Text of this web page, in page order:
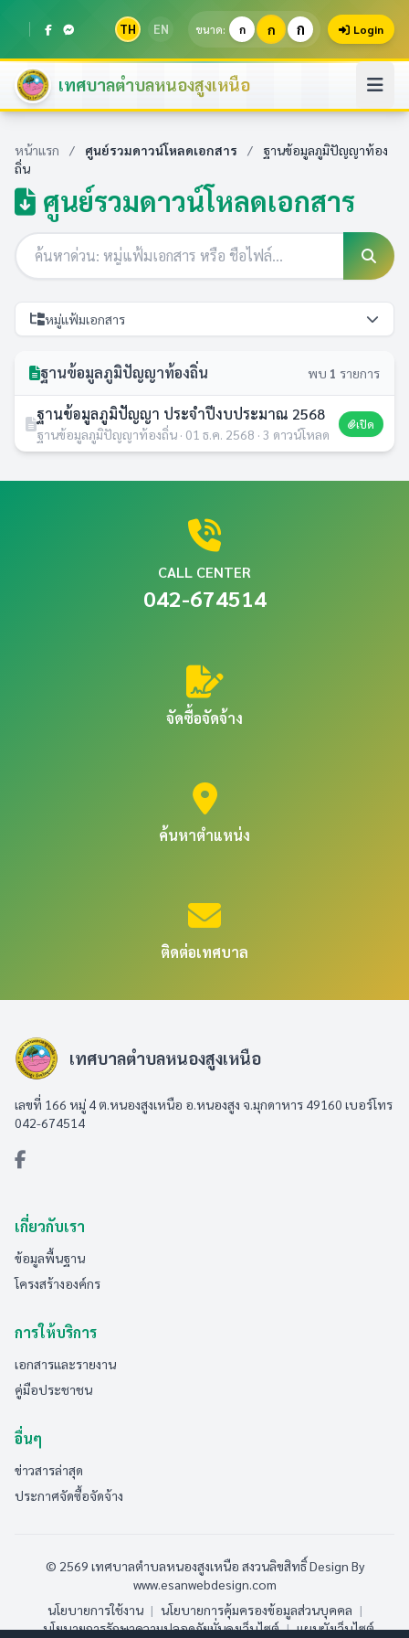
TH EN ขนาด: ก ก ก Login
เทศบาลตำบลหนองสูงเหนือ
หน้าแรก / ศูนย์รวมดาวน์โหลดเอกสาร /
ฐานข้อมูลภูมิปัญญาท้อง
ถิ่น
ศูนย์รวมดาวน์โหลดเอกสาร
หมู่แฟ้มเอกสาร
ฐานข้อมูลภูมิปัญญาท้องถิ่น พบ 1 รายการ
ฐานข้อมูลภูมิปัญญา ประจำปีงบประมาณ 2568
ฐานข้อมูลภูมิปัญญาท้องถิ่น · 01 ธ.ค. 2568 · 3 ดาวน์โหลด
เปิด
CALL CENTER
042-674514
จัดซื้อจัดจ้าง
ค้นหาตำแหน่ง
ติดต่อเทศบาล
เทศบาลตำบลหนองสูงเหนือ
เลขที่ 166 หมู่ 4 ต.หนองสูงเหนือ อ.หนองสูง จ.มุกดาหาร 49160 เบอร์โทร
042-674514
เกี่ยวกับเรา
ข้อมูลพื้นฐาน
โครงสร้างองค์กร
การให้บริการ
เอกสารและรายงาน
คู่มือประชาชน
อื่นๆ
ข่าวสารล่าสุด
ประกาศจัดซื้อจัดจ้าง
© 2569 เทศบาลตำบลหนองสูงเหนือ สงวนลิขสิทธิ์Design By
www.esanwebdesign.com
นโยบายการใช้งาน | นโยบายการคุ้มครองข้อมูลส่วนบุคคล |
นโยบายการรักษาความปลอดภัยมั่นคงเว็บไซต์ | แผนผังเว็บไซต์